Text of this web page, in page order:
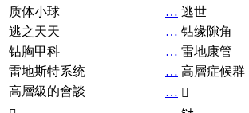
质体小球
… 逃世
逃之天天
… 钻缘隙角
钻胸甲科
… 雷地康管
雷地斯特系统
… 高層症候群
高層級的會談
… 𧘞